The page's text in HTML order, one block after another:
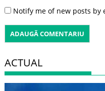
Notify me of new posts by
ACTUAL